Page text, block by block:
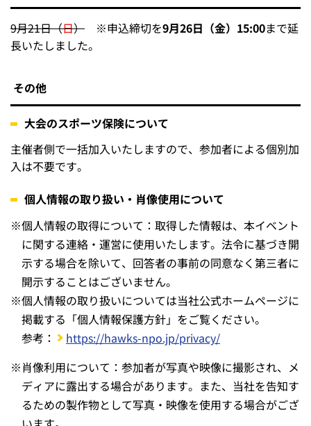
9月21日（日） ※申込締切を9月26日（金）15:00まで延
長いたしました。
その他
大会のスポーツ保険について
主催者側で一括加入いたしますので、参加者による個別加
入は不要です。
個人情報の取り扱い・肖像使用について
※個人情報の取得について：取得した情報は、本イベント
に関する連絡・運営に使用いたします。法令に基づき開
示する場合を除いて、回答者の事前の同意なく第三者に
開示することはございません。
※個人情報の取り扱いについては当社公式ホームページに
掲載する「個人情報保護方針」をご覧ください。
参考：
https://hawks-npo.jp/privacy/
※肖像利用について：参加者が写真や映像に撮影され、メ
ディアに露出する場合があります。また、当社を告知す
るための製作物として写真・映像を使用する場合がござ